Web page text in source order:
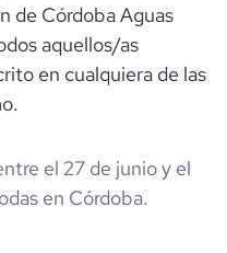
de Córdoba Aguas
aquellos/as
en cualquiera de las
el 27 de junioy el
en Córdoba.